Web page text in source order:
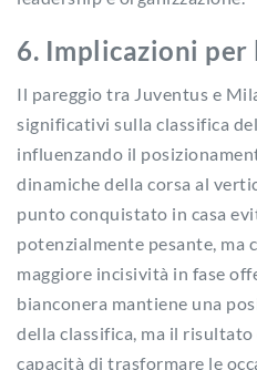
6. Implicazioni per
Il pareggio tra Juventus e
significativi sulla classifica
influenzando il
dinamiche della corsa al
punto conquistato in casa
potenzialmente pesante, ma
maggiore incisività in fase
bianconera mantiene una
della classifica, ma il risultato
capacità di trasformare le